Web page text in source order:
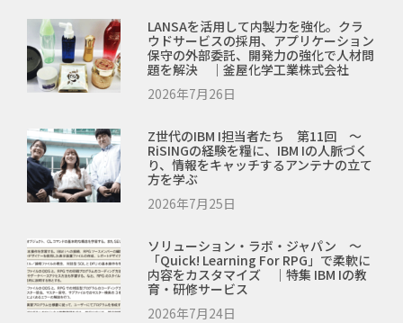
LANSAを活用して内製力を強化。クラ
ウドサービスの採用、アプリケーション
保守の外部委託、開発力の強化で人材問
題を解決 ｜釜屋化学工業株式会社
2026年7月26日
Z世代のIBM I担当者たち 第11回 ～
RiSINGの経験を糧に、IBM Iの人脈づく
り、情報をキャッチするアンテナの立て
方を学ぶ
2026年7月25日
ソリューション・ラボ・ジャパン ～
「Quick! Learning For RPG」で柔軟に
内容をカスタマイズ ｜特集 IBM Iの教
育・研修サービス
2026年7月24日